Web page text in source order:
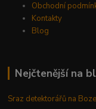
Obchodní
Kontakty
Blog
Nejčtenější na
Sraz detektorářů na